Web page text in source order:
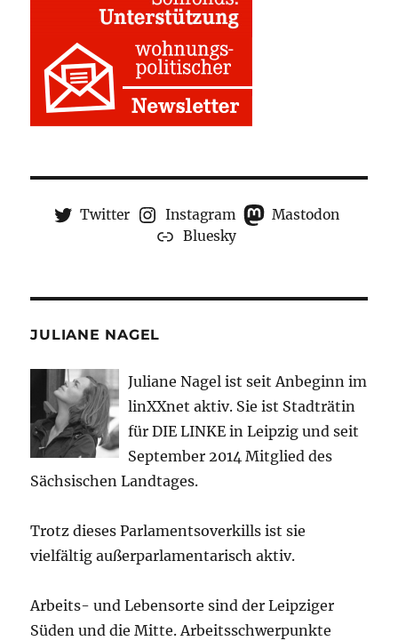
Twitter Instagram
Mastodon
Bluesky
JULIANE NAGEL
Juliane Nagel ist seitAnbeginn im
linXXnet aktiv. Sie ist Stadträtin
für DIE LINKE in Leipzig und seit
September 2014 Mitglied des
Sächsischen Landtages.
Trotz dieses Parlamentsoverkills ist sie
vielfältig außerparlamentarisch aktiv.
Arbeits- und Lebensorte sind der Leipziger
Süden und die Mitte. Arbeitsschwerpunkte